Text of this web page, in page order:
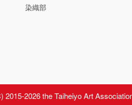
染織部
2015-2026 the Taiheiyo Art